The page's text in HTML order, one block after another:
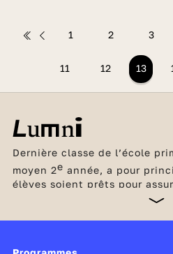
1 2 3
11 12 13
Dernière classe de l’école
moyen 2e année, a pour
élèves soient prêts pour
future entrée au collège. Les